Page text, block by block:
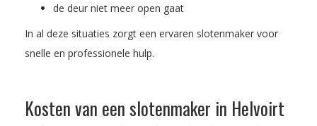
de deur niet meer open gaat
In al deze situaties zorgt een ervaren slotenmaker voor
snelle en professionele hulp.
Kosten van een slotenmaker in Helvoirt